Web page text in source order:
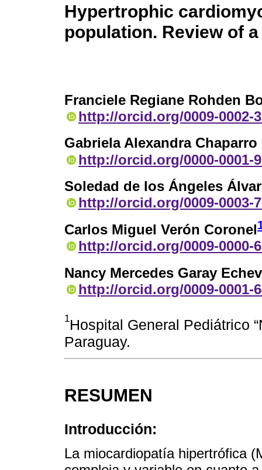
Hypertrophic
population. Review of
Franciele Regiane Rohden
http://orcid.org/0009-0002-
Gabriela Alexandra Chaparro
http://orcid.org/0000-0001-
Soledad de los Ángeles
http://orcid.org/0009-0003-
Carlos Miguel Verón Coronel
http://orcid.org/0009-0000-
Nancy Mercedes Garay
http://orcid.org/0009-0001-
1Hospital General Pediátrico
Paraguay.
RESUMEN
Introducción:
La miocardiopatía hipertrófica